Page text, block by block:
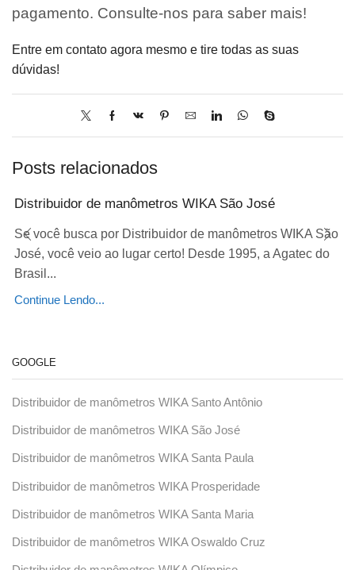
pagamento. Consulte-nos para saber mais!
Entre em contato agora mesmo e tire todas as suas
dúvidas!
Posts relacionados
Distribuidor de manômetros WIKA São José
Se você busca por Distribuidor de manômetros WIKA São
José, você veio ao lugar certo! Desde 1995, a Agatec do
Brasil...
Continue Lendo...
GOOGLE
Distribuidor de manômetros WIKA Santo Antônio
Distribuidor de manômetros WIKA São José
Distribuidor de manômetros WIKA Santa Paula
Distribuidor de manômetros WIKA Prosperidade
Distribuidor de manômetros WIKA Santa Maria
Distribuidor de manômetros WIKA Oswaldo Cruz